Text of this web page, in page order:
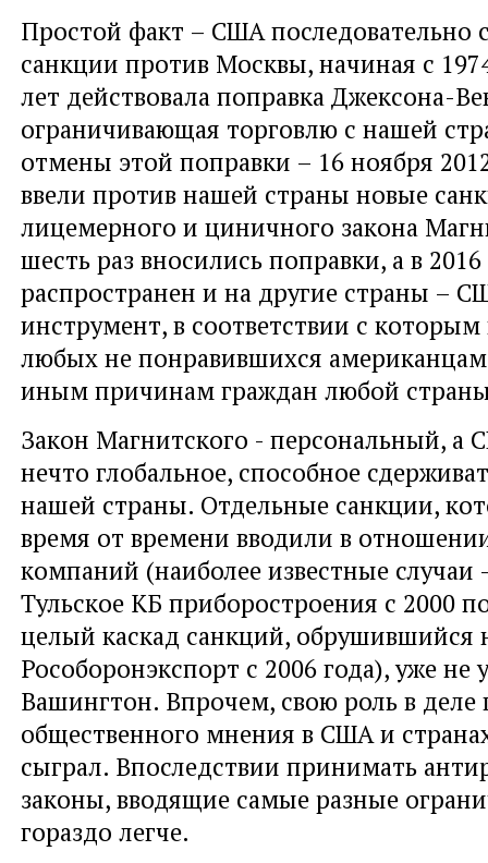
Простой факт – США последовательно
санкции против Москвы, начиная с
лет действовала поправка Джексона-
ограничивающая торговлю с нашей
отмены этой поправки – 16 ноября
ввели против нашей страны новые
лицемерного и циничного закона
шесть раз вносились поправки, а в
распространен и на другие страны –
инструмент, в соответствии с которым
любых не понравившихся
иным причинам граждан любой
Закон Магнитского - персональный,
нечто глобальное, способное
нашей страны. Отдельные санкции,
время от времени вводили в
компаний (наиболее известные случаи
Тульское КБ приборостроения с 2000
целый каскад санкций, обрушившийся
Рособоронэкспорт с 2006 года), уже не
Вашингтон. Впрочем, свою роль в деле
общественного мнения в США и
сыграл. Впоследствии принимать
законы, вводящие самые разные
гораздо легче.